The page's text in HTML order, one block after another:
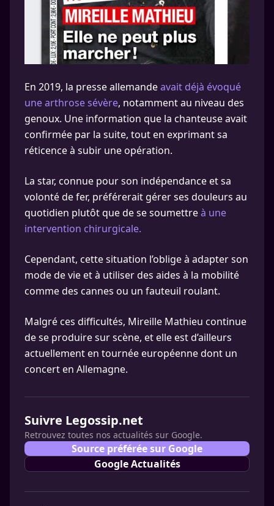
En 2019, la presse allemandeavait déjà évoqué
une arthrose sévère, notamment au niveau des
genoux. Une information que la chanteuse avait
confirmée par la suite, tout en exprimant sa
réticence à subir une opération.
La star, connue pour son indépendance et sa
volonté de fer, préférerait gérer ses douleurs au
quotidien plutôt que de se soumettreà une
intervention chirurgicale.
Cependant, cette situation l’oblige à adapter son
mode de vie et à utiliser des aides à la mobilité
comme des cannes ou un fauteuil roulant.
Malgré ces difficultés, Mireille Mathieu continue
de se produire sur scène, et elle est d’ailleurs
actuellement en tournée européenne dont un
concert en Allemagne.
Suivre Legossip.net
Retrouvez toutes nos actualités sur Google.
Source préférée sur Google
Google Actualités